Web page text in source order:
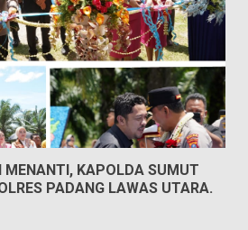
MENANTI, KAPOLDA SUMUT
PADANG LAWAS UTARA.